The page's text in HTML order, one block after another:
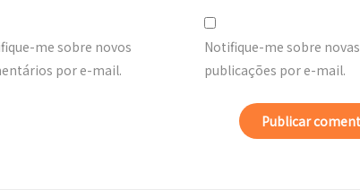
me sobre novos
por e-mail.
Notifique-me sobre novas
publicações por e-mail.